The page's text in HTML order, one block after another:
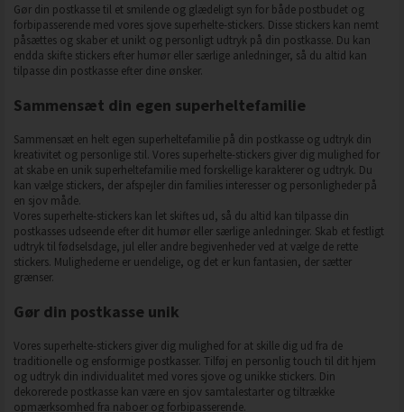
Gør din postkasse til et smilende og glædeligt syn for både postbudet og
forbipasserende med vores sjove superhelte-stickers. Disse stickers kan nemt
påsættes og skaber et unikt og personligt udtryk på din postkasse. Du kan
endda skifte stickers efter humør eller særlige anledninger, så du altid kan
tilpasse din postkasse efter dine ønsker.
Sammensæt din egen superheltefamilie
Sammensæt en helt egen superheltefamilie på din postkasse og udtryk din
kreativitet og personlige stil. Vores superhelte-stickers giver dig mulighed for
at skabe en unik superheltefamilie med forskellige karakterer og udtryk. Du
kan vælge stickers, der afspejler din families interesser og personligheder på
en sjov måde.
Vores superhelte-stickers kan let skiftes ud, så du altid kan tilpasse din
postkasses udseende efter dit humør eller særlige anledninger. Skab et festligt
udtryk til fødselsdage, jul eller andre begivenheder ved at vælge de rette
stickers. Mulighederne er uendelige, og det er kun fantasien, der sætter
grænser.
Gør din postkasse unik
Vores superhelte-stickers giver dig mulighed for at skille dig ud fra de
traditionelle og ensformige postkasser. Tilføj en personlig touch til dit hjem
og udtryk din individualitet med vores sjove og unikke stickers. Din
dekorerede postkasse kan være en sjov samtalestarter og tiltrække
opmærksomhed fra naboer og forbipasserende.